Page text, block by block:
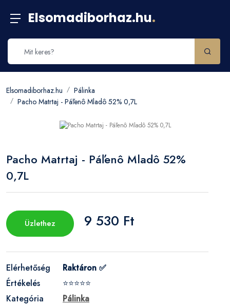
Elsomadiborhaz.hu.
Elsomadiborhaz.hu
Pálinka
Pacho Matrtaj - Páľenô Mladô 52% 0,7L
Pacho Matrtaj - Páľenô Mladô 52%
0,7L
Üzlethez 9 530 Ft
Elérhetőség
Raktáron ✅
Értékelés
⭐⭐⭐⭐⭐
Kategória
Pálinka